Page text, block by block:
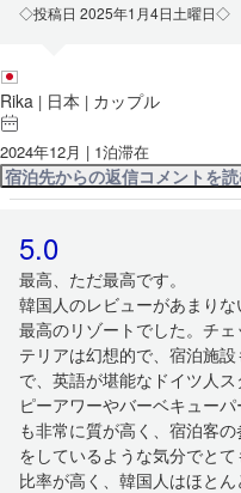
◇投稿日 2025年1月4日土曜日◇
Rika | 日本 | カップル
2024年12月 | 1泊滞在
宿泊先からの返信コメントを
5.0
最高、ただ最高です。
韓国人のレビューがあまり
最高のリゾートでした。チ
テリアは幻想的で、宿泊施
で、英語が堪能なドイツ人
ピーアワーやバーベキュー
も非常に質が高く、宿泊客
をしているような気分でと
比率が高く、韓国人はほとん